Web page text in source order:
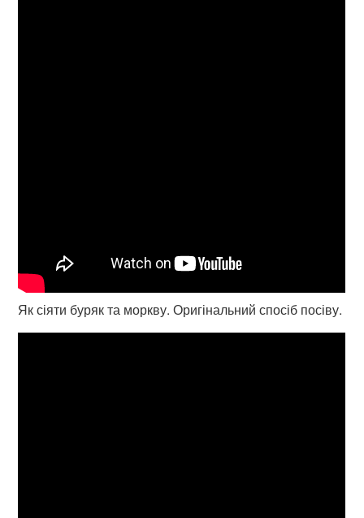
Як сіяти буряк та моркву. Оригінальний спосіб посіву.